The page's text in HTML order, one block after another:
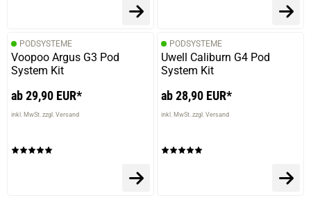
04.03.2026 — via
Trustedshops.de
Christian B.
verifizierter Onlinekauf.
Immer wieder lecker
Trustedshops.de
PODSYSTEME
Voopoo Argus G3 Pod
System Kit
ab 29,90 EUR*
inkl. MwSt. zzgl. Versand
PODSYSTEME
Uwell Caliburn G4 Pod
System Kit
ab 28,90 EUR*
inkl. MwSt. zzgl. Versand